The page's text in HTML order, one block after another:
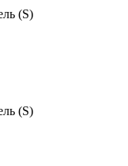
(S)
(S)